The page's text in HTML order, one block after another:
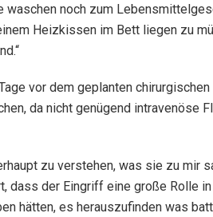
waschen noch zum
Heizkissen im Bett liegen zu
vor dem geplanten
da nicht genügend intravenöse
zu verstehen, was sie zu mir
dass der Eingriff eine große Rolle
hätten, es herauszufinden was